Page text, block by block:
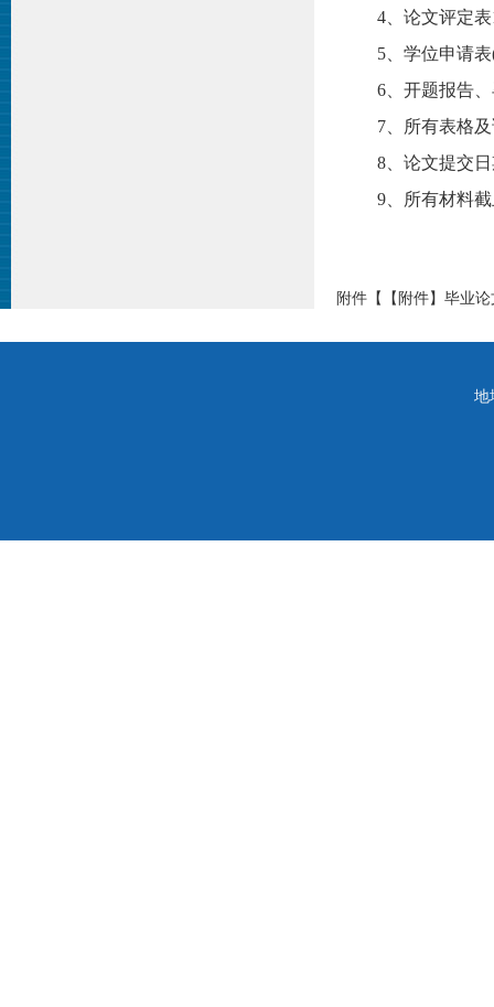
4、论文评定
5、学位申请
6、开题报告
7、所有表格
8、论文提交
9、所有材料
附件【 【附件】毕业
地